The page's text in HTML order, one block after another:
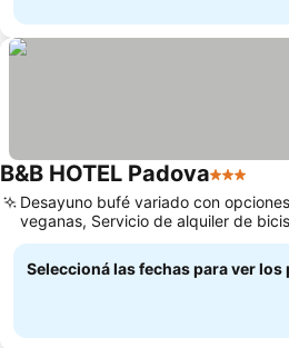
B&B HOTEL Padova3 Estrellas
Desayuno bufé variado con opciones
veganas, Servicio de alquiler de
explorar la zona
Seleccioná las fechas para ver